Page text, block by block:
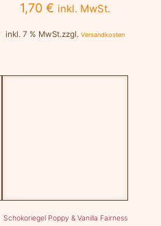
1,70€ inkl. MwSt.
inkl. 7 % MwSt.zzgl.Versandkosten
Schokoriegel Poppy & Vanilla Fairness